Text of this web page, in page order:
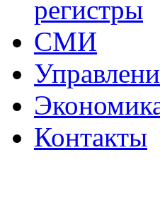
регистры
СМИ
Контакты